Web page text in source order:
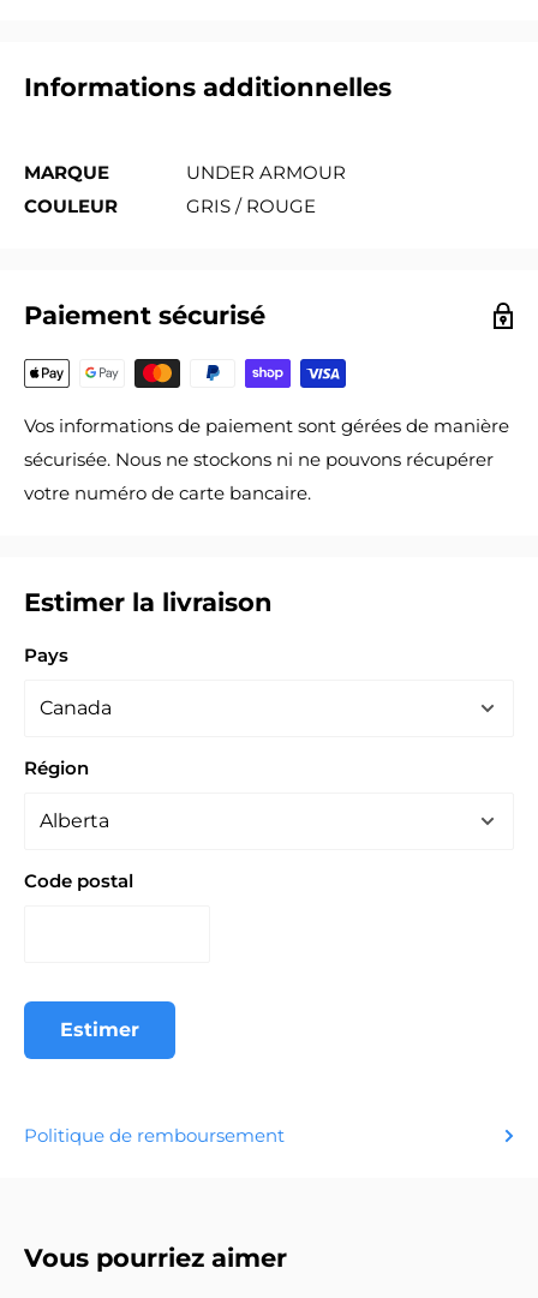
Informations additionnelles
MARQUE
UNDER ARMOUR
COULEUR
GRIS / ROUGE
Paiement sécurisé
Vos informations de paiement sont gérées de manière
sécurisée. Nous ne stockons ni ne pouvons récupérer
votre numéro de carte bancaire.
Estimer la livraison
Pays
Région
Code postal
Estimer
Politique de remboursement
Vous pourriez aimer